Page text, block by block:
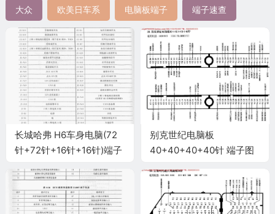
大众 欧美日车系 电脑板端子 端子速查
长城哈弗 H6车身电脑(72
针+72针+16针+16针)端子
别克世纪电脑板
40+40+40+40针 端子图